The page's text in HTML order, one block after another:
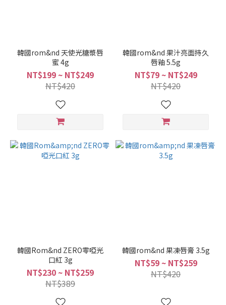
韓國rom&nd 天使光糖漿唇
蜜 4g
NT$199 ~ NT$249
NT$420
韓國rom&nd 果汁亮面持久
唇釉 5.5g
NT$79 ~ NT$249
NT$420
韓國Rom&nd ZERO零啞光
口紅 3g
NT$230 ~ NT$259
NT$389
韓國rom&nd 果凍唇膏 3.5g
NT$59 ~ NT$259
NT$420